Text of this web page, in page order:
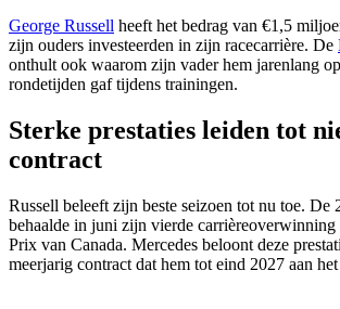
George Russell heeft het bedrag van €1,5
zijn ouders investeerden in zijn racecarrière. De
onthult ook waarom zijn vader hem jarenlang
rondetijden gaf tijdens trainingen.
Sterke prestaties leiden tot
contract
Russell beleeft zijn beste seizoen tot nu toe. De
behaalde in juni zijn vierde carrièreoverwinning
Prix van Canada. Mercedes beloont deze
meerjarig contract dat hem tot eind 2027 aan